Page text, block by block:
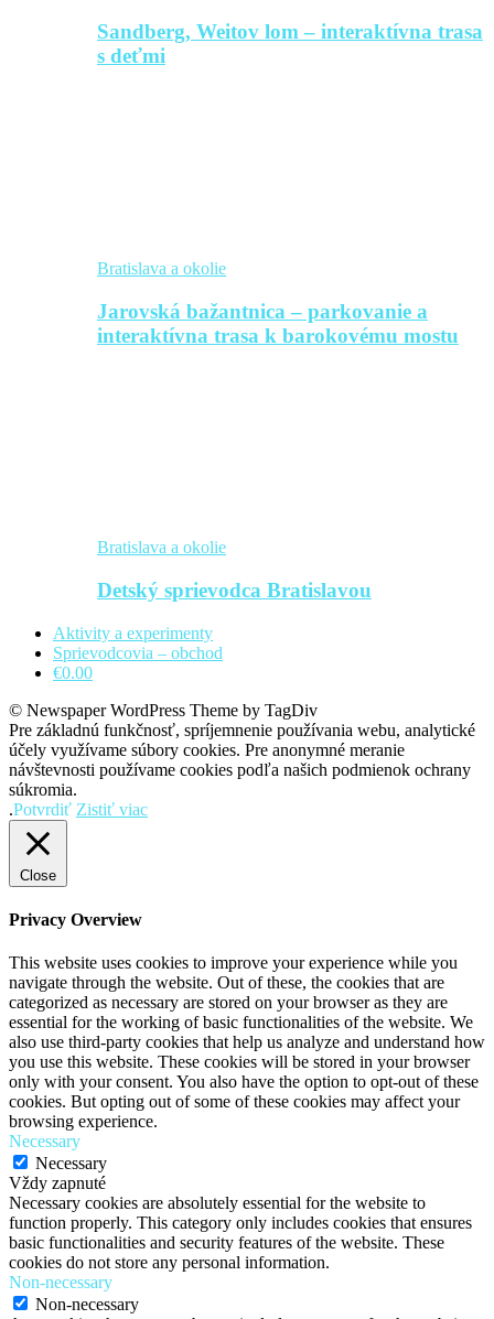
Sandberg, Weitov lom – interaktívna trasa
s deťmi
Bratislava a okolie
Jarovská bažantnica – parkovanie a
interaktívna trasa k barokovému mostu
Bratislava a okolie
Detský sprievodca Bratislavou
Aktivity a experimenty
Sprievodcovia – obchod
€0.00
© Newspaper WordPress Theme by TagDiv
Pre základnú funkčnosť, spríjemnenie používania webu, analytické
účely využívame súbory cookies. Pre anonymné meranie
návštevnosti používame cookies podľa našich podmienok ochrany
súkromia.
.Potvrdiť Zistiť viac
Close
Privacy Overview
This website uses cookies to improve your experience while you
navigate through the website. Out of these, the cookies that are
categorized as necessary are stored on your browser as they are
essential for the working of basic functionalities of the website. We
also use third-party cookies that help us analyze and understand how
you use this website. These cookies will be stored in your browser
only with your consent. You also have the option to opt-out of these
cookies. But opting out of some of these cookies may affect your
browsing experience.
Necessary
Necessary
Vždy zapnuté
Necessary cookies are absolutely essential for the website to
function properly. This category only includes cookies that ensures
basic functionalities and security features of the website. These
cookies do not store any personal information.
Non-necessary
Non-necessary